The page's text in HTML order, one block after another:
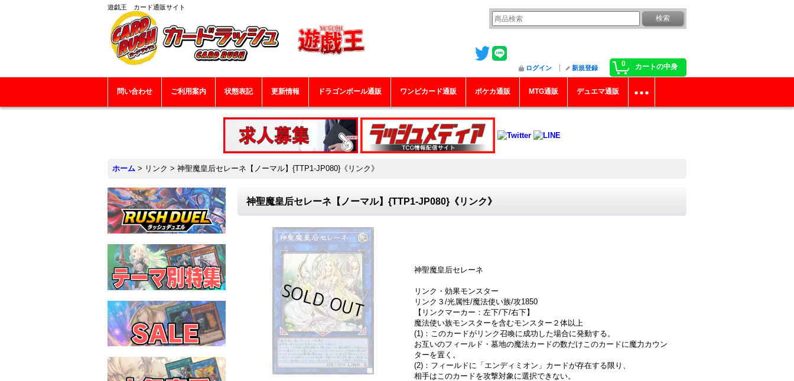
遊戯王 カード通販サイト
0 カートの中身
ログイン 新規登録
問い合わせ ご利用案内 状態表記 更新情報 ドラゴンボール通販 ワンピカード通販 ポケカ通販 MTG通販 デュエマ通販
ホーム > リンク > 神聖魔皇后セレーネ【ノーマル】{TTP1-JP080}《リンク》
神聖魔皇后セレーネ【ノーマル】{TTP1-JP080}《リンク》
神聖魔皇后セレーネ
リンク・効果モンスター
リンク３/光属性/魔法使い族/攻1850
【リンクマーカー：左下/下/右下】
魔法使い族モンスターを含むモンスター２体以上
(1)：このカードがリンク召喚に成功した場合に発動する。
お互いのフィールド・墓地の魔法カードの数だけこのカードに魔力カウン
ターを置く。
(2)：フィールドに「エンディミオン」カードが存在する限り、
相手はこのカードを攻撃対象に選択できない。